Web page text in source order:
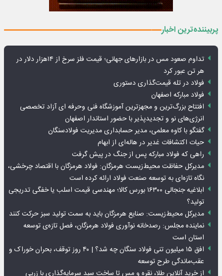
پربیننده‌ترین اخبار
تداوم صعود مس در بازارهای جهانی؛ قیمت فلز سرخ از ۱۴هزار دلار در
هر تن عبور کرد
فولاد در تله قیمت‌گذاری دستوری
فولاد مبارکه اصفهان
افتتاح بزرگ‌ترین و مجهزترین آموزشگاه فنی وحرفه ای آزاد تخصصی
انرژی‌های نو و تجدیدپذیر با حضور استاندار اصفهان
گفتگو با کاوه معلمی، مدیر حسابداری مدیریت فولادسنگان
حیات اکتشافات غدیر در هاله‌ای از ابهام
راهی که فولاد مبارکه پس از جنگ در پیش گرفت
مدیرکل حفاظت محیط‌زیست هرمزگان: فولاد هرمزگان با اقتصاد چرخشی،
نگاه تازه‌ای به توسعه صنعت فولاد ارائه کرده است
ابلاغیه جنجالی ۱۶۳۰۰ بورس کالا؛ مهندسی قیمت اسلب یا خفگی تدریجی
تولید؟
مدیرکل محیط‌زیست: صنایع هرمزگان باید به سمت تولید سبز حرکت کنند
نماینده مجلس: رصدخانه نوآوری فولاد هرمزگان، فصل تازه‌ی توسعه
استان است
افق ۱۵ میلیون تنی فولاد سنگان چه شد؟ | ۴۰ روز توقف، بحران خوراک و
عقب‌ماندگی طرح توسعه
از خرید آنلاین طلا، نقره و مس تا ساخت سبد سرمایه‌گذاری با زرپی